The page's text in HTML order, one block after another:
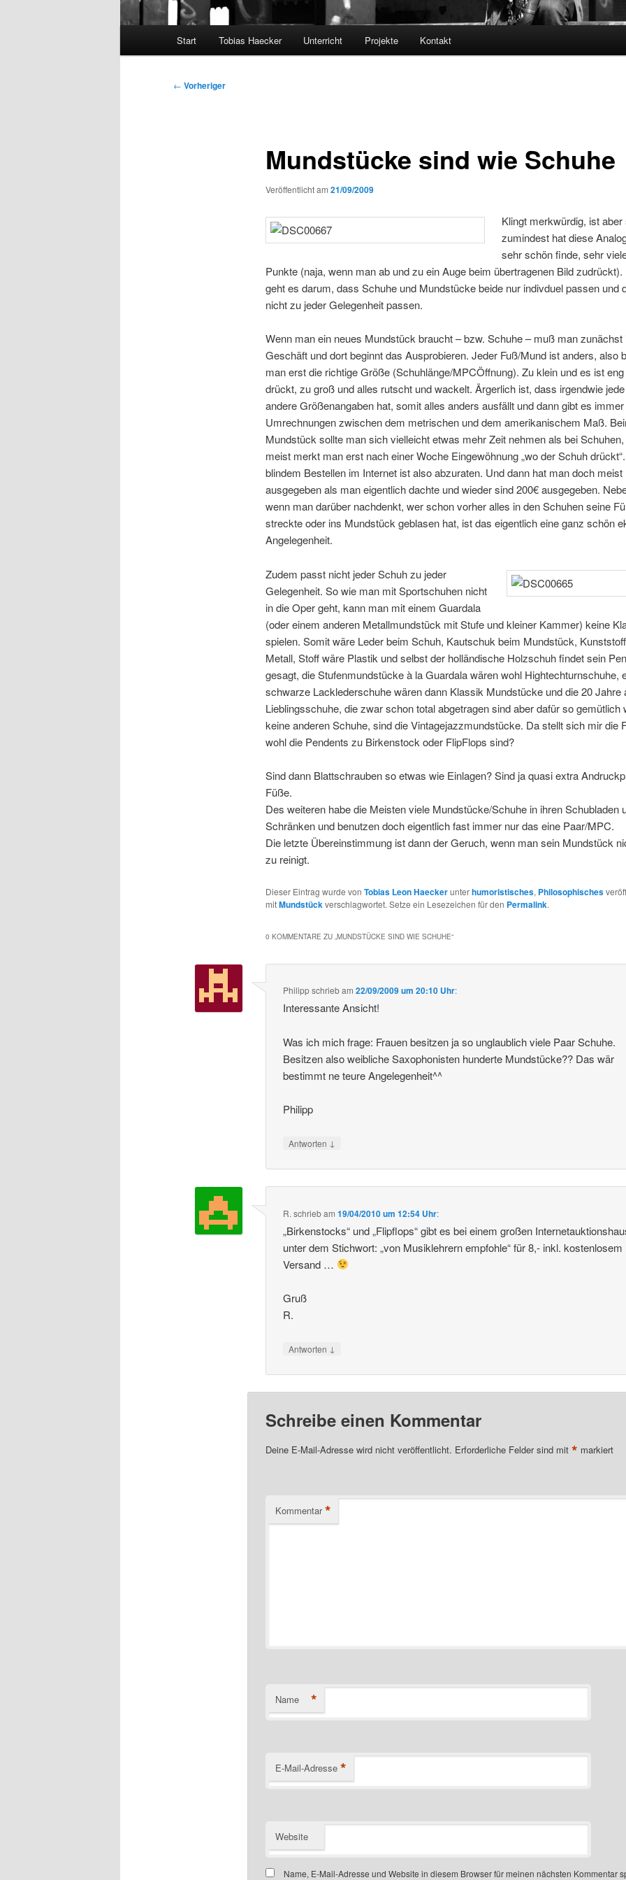
Start Tobias Haecker Unterricht Projekte Kontakt
Beitragsnavigation
← Vorheriger
Mundstücke sind wie Schuhe
Veröffentlicht am 21/09/2009
Klingt merkwürdig, ist
zumindest hat diese
sehr schön finde, sehr
Punkte (naja, wenn man ab und zu ein Auge beim übertragenen Bild
geht es darum, dass Schuhe und Mundstücke beide nur indivduel passen und
nicht zu jeder Gelegenheit passen.
Wenn man ein neues Mundstück braucht – bzw. Schuhe – muß man zunächst
Geschäft und dort beginnt das Ausprobieren. Jeder Fuß/Mund ist anders, also
man erst die richtige Größe (Schuhlänge/MPCÖffnung). Zu klein und es ist
drückt, zu groß und alles rutscht und wackelt. Ärgerlich ist, dass irgendwie
andere Größenangaben hat, somit alles anders ausfällt und dann gibt es
Umrechnungen zwischen dem metrischen und dem amerikanischem Maß.
Mundstück sollte man sich vielleicht etwas mehr Zeit nehmen als bei
meist merkt man erst nach einer Woche Eingewöhnung „wo der Schuh
blindem Bestellen im Internet ist also abzuraten. Und dann hat man doch
ausgegeben als man eigentlich dachte und wieder sind 200€ ausgegeben.
wenn man darüber nachdenkt, wer schon vorher alles in den Schuhen seine
streckte oder ins Mundstück geblasen hat, ist das eigentlich eine ganz schön
Angelegenheit.
Zudem passt nicht jeder Schuh zu jeder
Gelegenheit. So wie man mit Sportschuhen nicht
in die Oper geht, kann man mit einem Guardala
(oder einem anderen Metallmundstück mit Stufe und kleiner Kammer) keine
spielen. Somit wäre Leder beim Schuh, Kautschuk beim Mundstück,
Metall, Stoff wäre Plastik und selbst der holländische Holzschuh findet sein
gesagt, die Stufenmundstücke à la Guardala wären wohl Hightechturnschuhe,
schwarze Lacklederschuhe wären dann Klassik Mundstücke und die 20 Jahre
Lieblingsschuhe, die zwar schon total abgetragen sind aber dafür so gemütlich
keine anderen Schuhe, sind die Vintagejazzmundstücke. Da stellt sich mir die
wohl die Pendents zu Birkenstock oder FlipFlops sind?
Sind dann Blattschrauben so etwas wie Einlagen? Sind ja quasi extra
Füße.
Des weiteren habe die Meisten viele Mundstücke/Schuhe in ihren Schubladen
Schränken und benutzen doch eigentlich fast immer nur das eine Paar/MPC.
Die letzte Übereinstimmung ist dann der Geruch, wenn man sein Mundstück
zu reinigt.
Dieser Eintrag wurde von Tobias Leon Haeckerunterhumoristisches, Philosophisches
mitMundstück verschlagwortet. Setze ein Lesezeichen für den Permalink.
0 KOMMENTARE ZU „MUNDSTÜCKE SIND WIE SCHUHE“
Philippschriebam22/09/2009 um 20:10 Uhr:
Interessante Ansicht!
Was ich mich frage: Frauen besitzen ja so unglaublich viele Paar Schuhe.
Besitzen also weibliche Saxophonisten hunderte Mundstücke?? Das wär
bestimmt ne teure Angelegenheit^^
Philipp
Antworten ↓
R. schriebam19/04/2010 um 12:54 Uhr:
„Birkenstocks“ und „Flipflops“ gibt es bei einem großen
unter dem Stichwort: „von Musiklehrern empfohle“ für 8,- inkl. kostenlosem
Versand …
Gruß
R.
Antworten ↓
Schreibe einen Kommentar
Deine E-Mail-Adresse wird nicht veröffentlicht. Erforderliche Felder sind mit * markiert
Kommentar *
Name *
E-Mail-Adresse *
Website
Name, E-Mail-Adresse und Website in diesem Browser für meinen nächsten Kommentar